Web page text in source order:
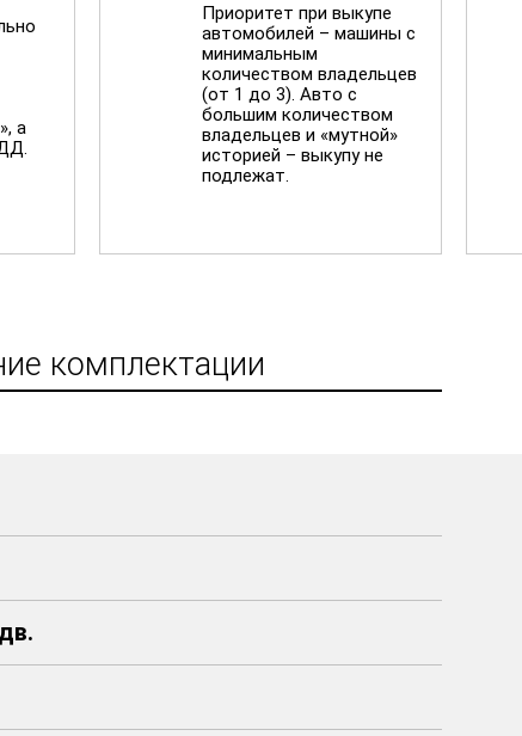
а
Приоритет при выкупе
автомобилей – машины с
минимальным
количеством владельцев
(от 1 до 3). Авто с
большим количеством
владельцев и «мутной»
историей – выкупу не
подлежат.
комплектации